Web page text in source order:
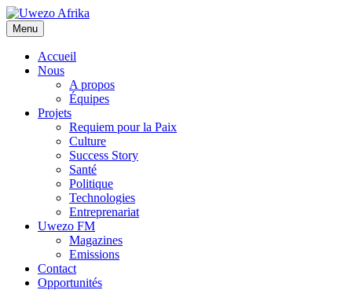
Menu
Accueil
Nous
A propos
Équipes
Projets
Requiem pour la Paix
Culture
Success Story
Santé
Politique
Technologies
Entreprenariat
Uwezo FM
Magazines
Emissions
Contact
Opportunités